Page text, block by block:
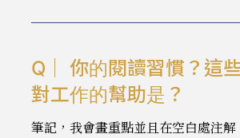
Q｜ 你的閱讀習慣？這
對工作的幫助是？
筆記，我會畫重點並且在空白處注解